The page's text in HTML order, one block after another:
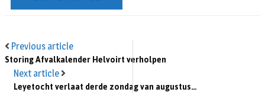
Previous article
Storing Afvalkalender Helvoirt verholpen
Next article
Leyetocht verlaat derde zondag van augustus…